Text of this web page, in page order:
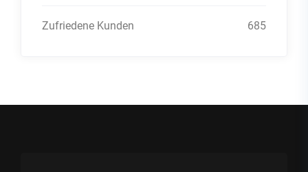
Zufriedene Kunden 685